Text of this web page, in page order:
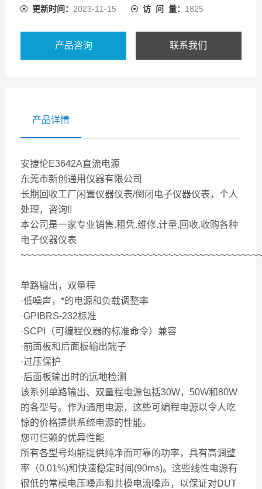
该系列单路输出、双量程电源包括30W，50W和80W的各
提供系统电源的性能。
更新时间： 2023-11-15 访 问 量： 1825
产品咨询 联系我们
产品详情
安捷伦E3642A直流电源
东莞市新创通用仪器有限公司
长期回收工厂闲置仪器仪表/倒闭电子仪器仪表，个人
处理，咨询!!
本公司是一家专业销售.租凭.维修.计量.回收.收购各种
电子仪器仪表
单路输出，双量程
·低噪声，*的电源和负载调整率
·GPIBRS-232标准
·SCPI（可编程仪器的标准命令）兼容
·前面板和后面板输出端子
·过压保护
·后面板输出时的远地检测
该系列单路输出、双量程电源包括30W，50W和80W
的各型号。作为通用电源，这些可编程电源以令人吃
惊的价格提供系统电源的性能。
您可信赖的优异性能
所有各型号均能提供纯净而可靠的功率，具有高调整
率（0.01%)和快速稳定时间(90ms)。这些线性电源有
很低的常模电压噪声和共模电流噪声，以保证对DUT